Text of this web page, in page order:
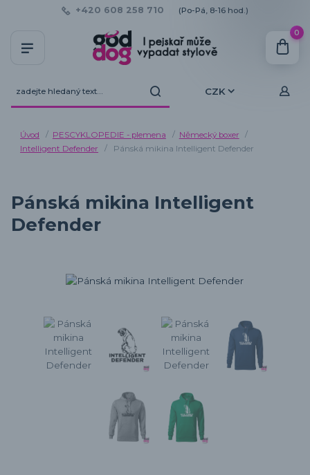
CZK
+420 608 258 710 (Po-Pá, 8-16 hod.)
0
Úvod PESCYKLOPEDIE - plemena
Německý boxer
Intelligent Defender
Pánská mikina Intelligent Defender
Pánská mikina Intelligent
Defender